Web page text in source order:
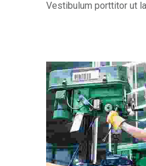
Vestibulum porttitor ut